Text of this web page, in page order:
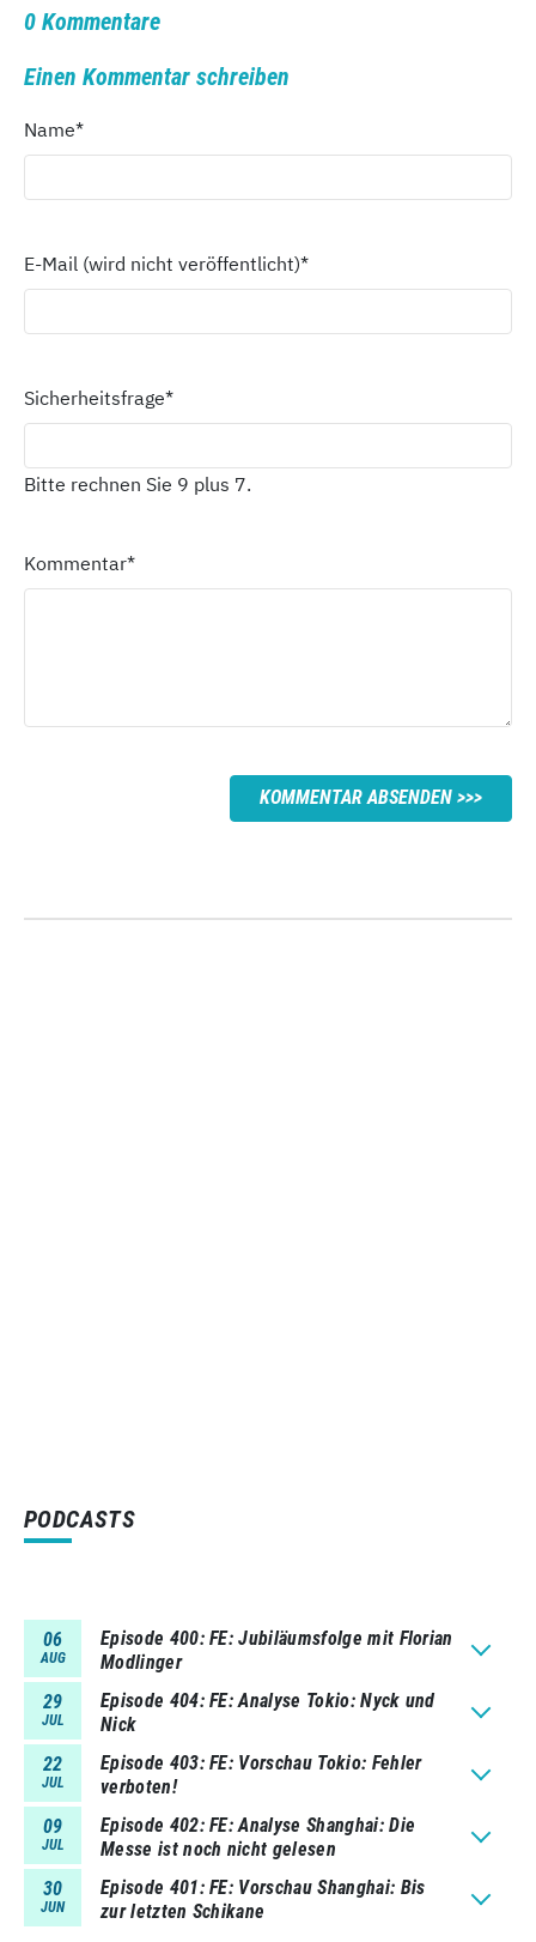
0 Kommentare
Einen Kommentar schreiben
Name*
E-Mail (wird nicht veröffentlicht)*
Sicherheitsfrage*
Bitte rechnen Sie 9 plus 7.
Kommentar*
KOMMENTAR ABSENDEN
PODCASTS
06
AUG
Episode 400 FE: Jubiläumsfolge mit Florian
Modlinger
29
JUL
Episode 404 FE: Analyse Tokio: Nyck und
Nick
22
JUL
Episode 403 FE: Vorschau Tokio: Fehler
verboten!
09
JUL
Episode 402 FE: Analyse Shanghai: Die
Messe ist noch nicht gelesen
30
JUN
Episode 401 FE: Vorschau Shanghai: Bis
zur letzten Schikane